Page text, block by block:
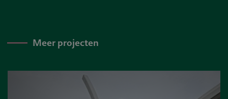
Meer projecten